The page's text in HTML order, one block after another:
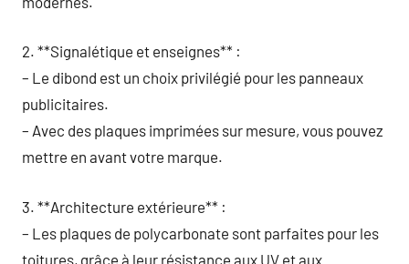
2. **Signalétique et enseignes** :
– Le dibond est un choix privilégié pour les panneaux
publicitaires.
– Avec des plaques imprimées sur mesure, vous pouvez
mettre en avant votre marque.
3. **Architecture extérieure** :
– Les plaques de polycarbonate sont parfaites pour les
toitures, grâce à leur résistance aux UV et aux